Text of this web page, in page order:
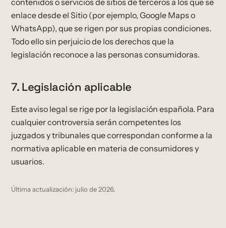
contenidos o servicios de sitios de terceros a los que se
enlace desde el Sitio (por ejemplo, Google Maps o
WhatsApp), que se rigen por sus propias condiciones.
Todo ello sin perjuicio de los derechos que la
legislación reconoce a las personas consumidoras.
7. Legislación aplicable
Este aviso legal se rige por la legislación española. Para
cualquier controversia serán competentes los
juzgados y tribunales que correspondan conforme a la
normativa aplicable en materia de consumidores y
usuarios.
Última actualización: julio de 2026.